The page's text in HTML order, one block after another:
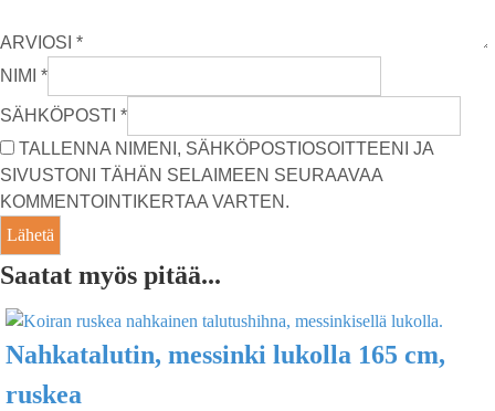
ARVIOSI *
NIMI *
SÄHKÖPOSTI *
TALLENNA NIMENI, SÄHKÖPOSTIOSOITTEENI JA
SIVUSTONI TÄHÄN SELAIMEEN SEURAAVAA
KOMMENTOINTIKERTAA VARTEN.
Saatat myös pitää...
Nahkatalutin, messinki lukolla 165 cm,
ruskea